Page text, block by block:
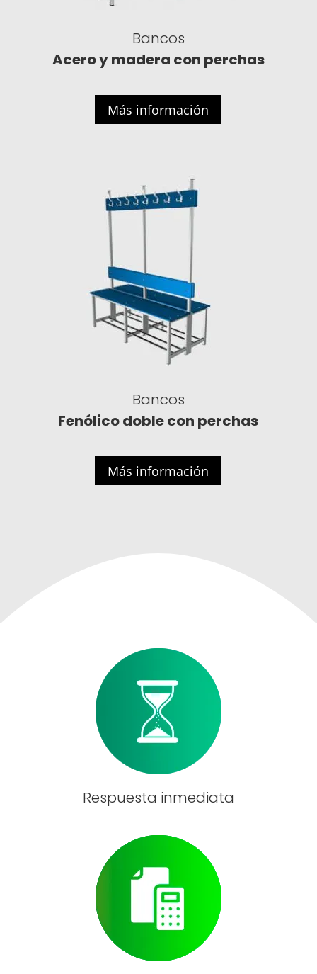
Bancos
Acero y madera con perchas
Más información
Bancos
Fenólico doble con perchas
Más información
Respuesta inmediata